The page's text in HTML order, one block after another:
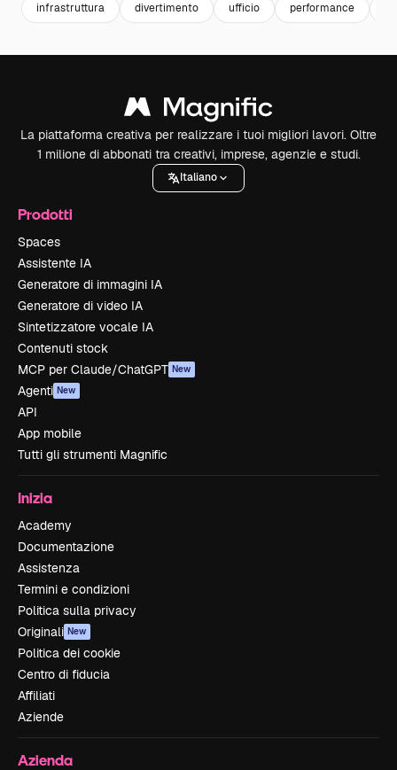
infrastruttura divertimento ufficio performance
La piattaforma creativa per realizzare i tuoi migliori lavori. Oltre
1 milione di abbonati tra creativi, imprese, agenzie e studi.
Italiano
Prodotti
Spaces
Assistente IA
Generatore di immagini IA
Generatore di video IA
Sintetizzatore vocale IA
Contenuti stock
MCP per Claude/ChatGPT New
Agenti New
API
App mobile
Tutti gli strumenti Magnific
Inizia
Academy
Documentazione
Assistenza
Termini e condizioni
Politica sulla privacy
Originali New
Politica dei cookie
Centro di fiducia
Affiliati
Aziende
Azienda